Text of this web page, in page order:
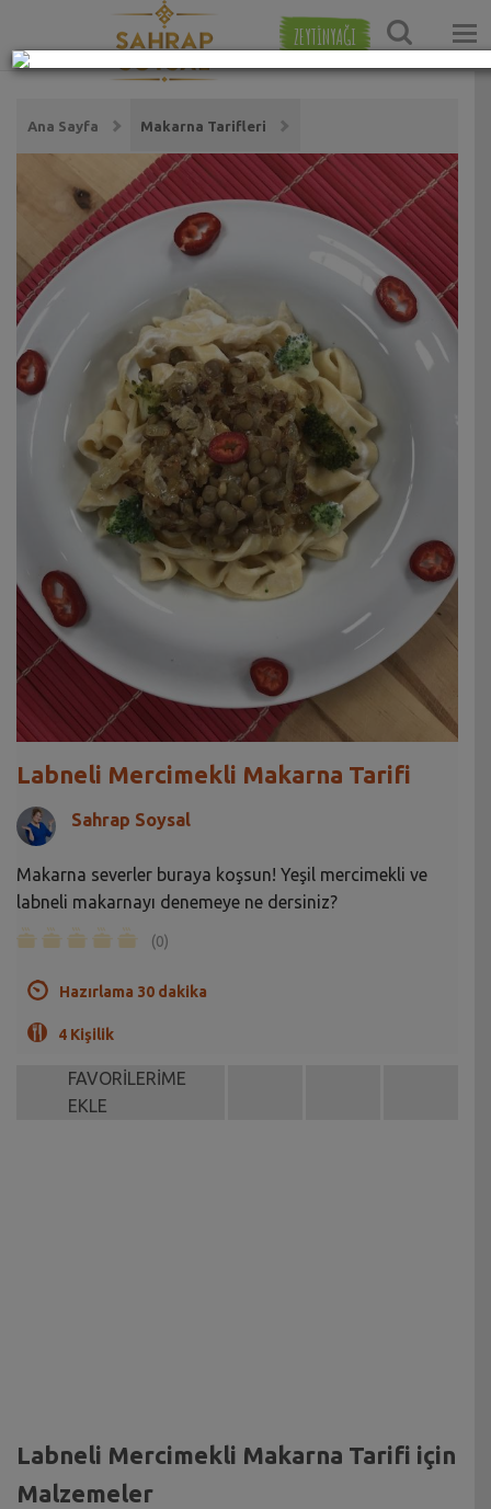
ZEYTİNYAĞI
Ana Sayfa Makarna Tarifleri
Labneli Mercimekli Makarna Tarifi
Sahrap Soysal
Makarna severler buraya koşsun! Yeşil mercimekli ve
labneli makarnayı denemeye ne dersiniz?
(0)
Hazırlama 30 dakika
4 Kişilik
FAVORİLERİME
EKLE
Labneli Mercimekli Makarna Tarifi için
Malzemeler